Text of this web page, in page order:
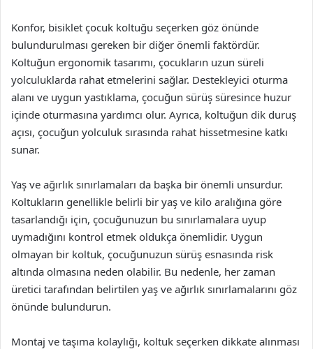
Konfor, bisiklet çocuk koltuğu seçerken göz önünde
bulundurulması gereken bir diğer önemli faktördür.
Koltuğun ergonomik tasarımı, çocukların uzun süreli
yolculuklarda rahat etmelerini sağlar. Destekleyici oturma
alanı ve uygun yastıklama, çocuğun sürüş süresince huzur
içinde oturmasına yardımcı olur. Ayrıca, koltuğun dik duruş
açısı, çocuğun yolculuk sırasında rahat hissetmesine katkı
sunar.
Yaş ve ağırlık sınırlamaları da başka bir önemli unsurdur.
Koltukların genellikle belirli bir yaş ve kilo aralığına göre
tasarlandığı için, çocuğunuzun bu sınırlamalara uyup
uymadığını kontrol etmek oldukça önemlidir. Uygun
olmayan bir koltuk, çocuğunuzun sürüş esnasında risk
altında olmasına neden olabilir. Bu nedenle, her zaman
üretici tarafından belirtilen yaş ve ağırlık sınırlamalarını göz
önünde bulundurun.
Montaj ve taşıma kolaylığı, koltuk seçerken dikkate alınması